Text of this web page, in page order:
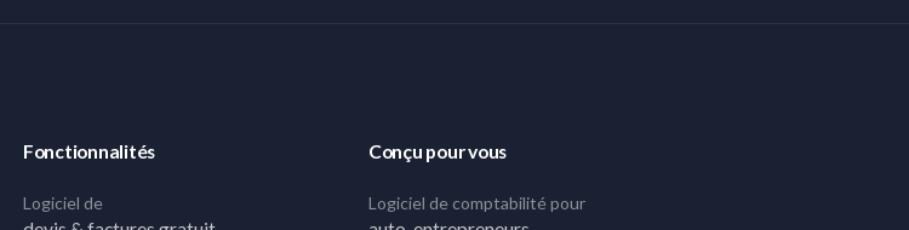
Fonctionnalités
Logiciel de
Conçu pour vous
Logiciel de comptabilité pour